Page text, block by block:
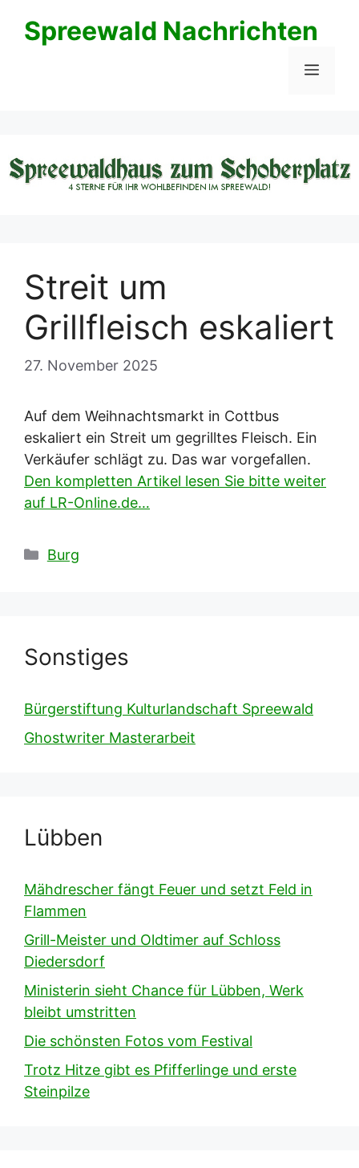
InhaltSpreewald Nachrichten
Menü
Streit um
Grillfleisch eskaliert
27. November 2025
Auf dem Weihnachtsmarkt in Cottbus
eskaliert ein Streit um gegrilltes Fleisch. Ein
Verkäufer schlägt zu. Das war vorgefallen.
Den kompletten Artikel lesen Sie bitte weiter
auf LR-Online.de…
Kategorien
Burg
Sonstiges
Bürgerstiftung Kulturlandschaft Spreewald
Ghostwriter Masterarbeit
Lübben
Mähdrescher fängt Feuer und setzt Feld in
Flammen
Grill-Meister und Oldtimer auf Schloss
Diedersdorf
Ministerin sieht Chance für Lübben, Werk
bleibt umstritten
Die schönsten Fotos vom Festival
Trotz Hitze gibt es Pfifferlinge und erste
Steinpilze